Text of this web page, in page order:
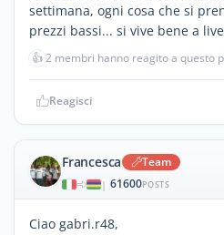
settimana, ogni cosa che si
prezzi bassi... si vive bene a
👍2 membri hanno reagito a questo
Reagisci
Francesca Team
| 61600POSTS
Ciao gabri.r48,